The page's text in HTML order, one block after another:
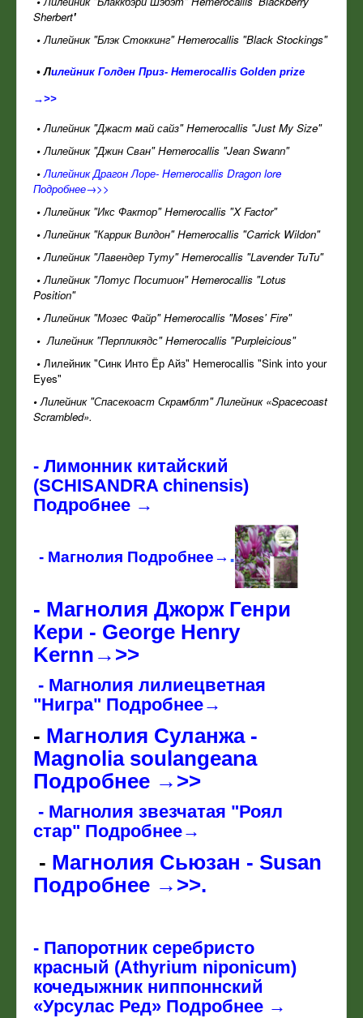
Sherbert'
•Лилейник "Блэк Стоккинг" Hemerocallis "Black Stockings"
•Лилейник Голден Приз- Hemerocallis Golden prizе
→>>
•Лилейник "Джаст май сайз" Hemerocallis "Just My Size"
•Лилейник "Джин Сван" Hemerocallis "Jean Swann"
• Лилейник Драгон Лоре- Hemerocallis Dragon lore
Подробнее→>>
•Лилейник "Икс Фактор" Hemerocallis "X Factor"
•Лилейник "Каррик Вилдон" Hemerocallis "Carrick Wildon"
•Лилейник "Лавендер Туту" Hemerocallis "Lavender TuTu"
•Лилейник "Лотус Поситион" Hemerocallis "Lotus
Position"
•Лилейник "Мозес Файр" Hemerocallis "Moses' Fire"
• Лилейник "Перпликядс" Hemerocallis "Purpleicious"
• Лилейник "Синк Инто Ёр Айз" Hemerocallis "Sink into your
Eyes"
•Лилейник "Спасекоаст Скрамблт" Лилейник «Spacecoast
Scrambled».
- Лимонник китайский
(SCHISANDRA chinensis)
Подробнее →
- Магнолия Подробнее→ .
- Магнолия Джорж Генри
Кери - George Henry
Kernn→>>
- Магнолия лилиецветная
"Нигра" Подробнее→
- Магнолия Суланжа -
Magnolia soulangeana
Подробнее →>>
- Магнолия звезчатая "Роял
стар" Подробнее→
- Магнолия Сьюзан - Susan
Подробнее →>>.
- Папоротник серебристо
красный (Athyrium niponicum)
кочедыжник ниппоннский
«Урсулас Ред» Подробнее →